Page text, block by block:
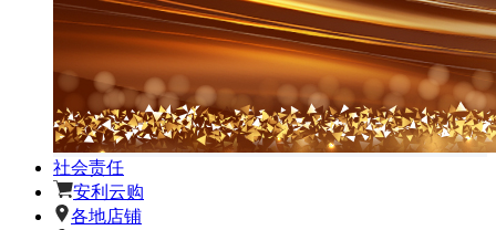
社会责任
安利云购
各地店铺